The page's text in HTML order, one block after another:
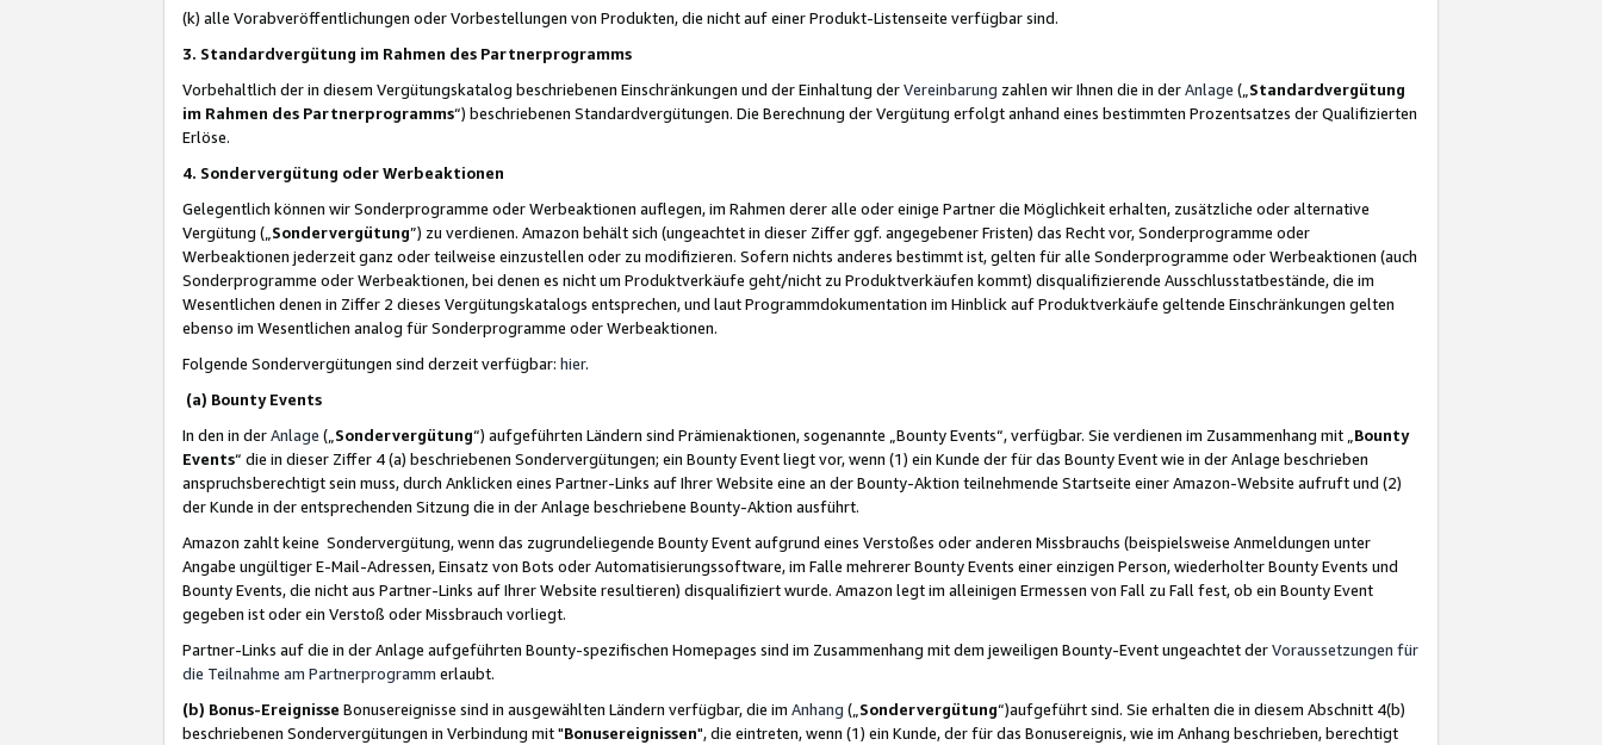
(k) alle Vorabveröffentlichungen oder Vorbestellungen von Produkten, die nicht auf einer Produkt-Listenseite verfügbar sind.
3. Standardvergütung im Rahmen des Partnerprogramms
Vorbehaltlich der in diesem Vergütungskatalog beschriebenen Einschränkungen und der Einhaltung derVereinbarung zahlen wir Ihnen die in derAnlage („ Standardvergütung
im Rahmen des Partnerprogramms“) beschriebenen Standardvergütungen. Die Berechnung der Vergütung erfolgt anhand eines bestimmten Prozentsatzes der Qualifizierten
Erlöse.
4. Sondervergütung oder Werbeaktionen
Gelegentlich können wir Sonderprogramme oder Werbeaktionen auflegen, im Rahmen derer alle oder einige Partner die Möglichkeit erhalten, zusätzliche oder alternative
Vergütung („ Sondervergütung”) zu verdienen. Amazon behält sich (ungeachtet in dieser Ziffer ggf. angegebener Fristen) das Recht vor, Sonderprogramme oder
Werbeaktionen jederzeit ganz oder teilweise einzustellen oder zu modifizieren. Sofern nichts anderes bestimmt ist, gelten für alle Sonderprogramme oder Werbeaktionen (auch
Sonderprogramme oder Werbeaktionen, bei denen es nicht um Produktverkäufe geht/nicht zu Produktverkäufen kommt) disqualifizierende Ausschlusstatbestände, die im
Wesentlichen denen in Ziffer 2 dieses Vergütungskatalogs entsprechen, und laut Programmdokumentation im Hinblick auf Produktverkäufe geltende Einschränkungen gelten
ebenso im Wesentlichen analog für Sonderprogramme oder Werbeaktionen.
Folgende Sondervergütungen sind derzeit verfügbar: hier.
(a) Bounty Events
In den in derAnlage („ Sondervergütung“) aufgeführten Ländern sind Prämienaktionen, sogenannte „Bounty Events“, verfügbar. Sie verdienen im Zusammenhang mit „ Bounty
Events“ die in dieser Ziffer 4 (a) beschriebenen Sondervergütungen; ein Bounty Event liegt vor, wenn (1) ein Kunde der für das Bounty Event wie in der Anlage beschrieben
anspruchsberechtigt sein muss, durch Anklicken eines Partner-Links auf Ihrer Website eine an der Bounty-Aktion teilnehmende Startseite einer Amazon-Website aufruft und (2)
der Kunde in der entsprechenden Sitzung die in der Anlage beschriebene Bounty-Aktion ausführt.
Amazon zahlt keine Sondervergütung, wenn das zugrundeliegende Bounty Event aufgrund eines Verstoßes oder anderen Missbrauchs (beispielsweise Anmeldungen unter
Angabe ungültiger E-Mail-Adressen, Einsatz von Bots oder Automatisierungssoftware, im Falle mehrerer Bounty Events einer einzigen Person, wiederholter Bounty Events und
Bounty Events, die nicht aus Partner-Links auf Ihrer Website resultieren) disqualifiziert wurde. Amazon legt im alleinigen Ermessen von Fall zu Fall fest, ob ein Bounty Event
gegeben ist oder ein Verstoß oder Missbrauch vorliegt.
Partner-Links auf die in der Anlage aufgeführten Bounty-spezifischen Homepages sind im Zusammenhang mit dem jeweiligen Bounty-Event ungeachtet derVoraussetzungen für
die Teilnahme am Partnerprogramm erlaubt.
(b) Bonus-Ereignisse Bonusereignisse sind in ausgewählten Ländern verfügbar, die im Anhang („ Sondervergütung“)aufgeführt sind. Sie erhalten die in diesem Abschnitt 4(b)
beschriebenen Sondervergütungen in Verbindung mit "Bonusereignissen", die eintreten, wenn (1) ein Kunde, der für das Bonusereignis, wie im Anhang beschrieben, berechtigt